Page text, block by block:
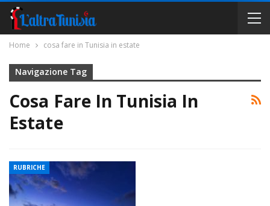
Home cosa fare in Tunisia in estate
Navigazione Tag
Cosa Fare In Tunisia In
Estate
RUBRICHE